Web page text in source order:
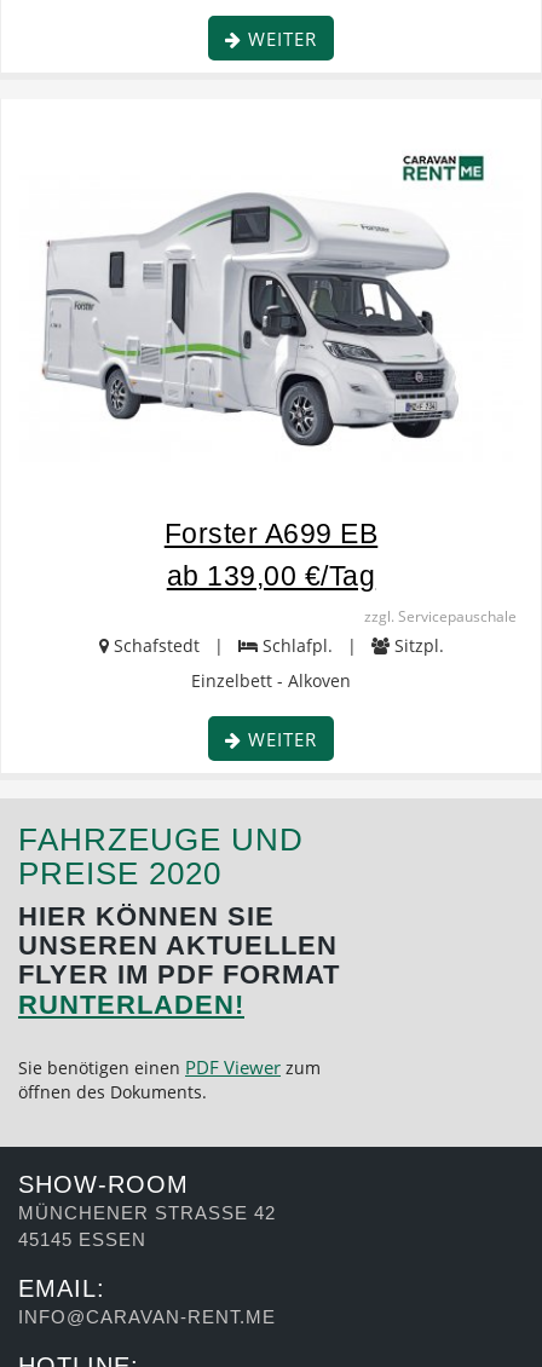
WEITER
Forster A699 EB
ab 139,00 €/Tag
zzgl. Servicepauschale
Schafstedt | Schlafpl. |
Sitzpl.
Einzelbett - Alkoven
WEITER
FAHRZEUGE UND
PREISE 2020
HIER KÖNNEN SIE
UNSEREN AKTUELLEN
FLYER IM PDF FORMAT
RUNTERLADEN!
Sie benötigen einen PDF Viewer zum
öffnen des Dokuments.
SHOW-ROOM
MÜNCHENER STRASSE 42
45145 ESSEN
EMAIL:
INFO@CARAVAN-RENT.ME